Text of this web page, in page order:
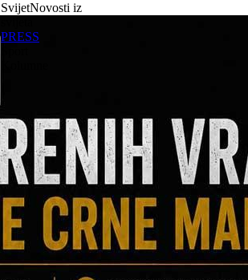
SvijetNovosti iz
PRESS